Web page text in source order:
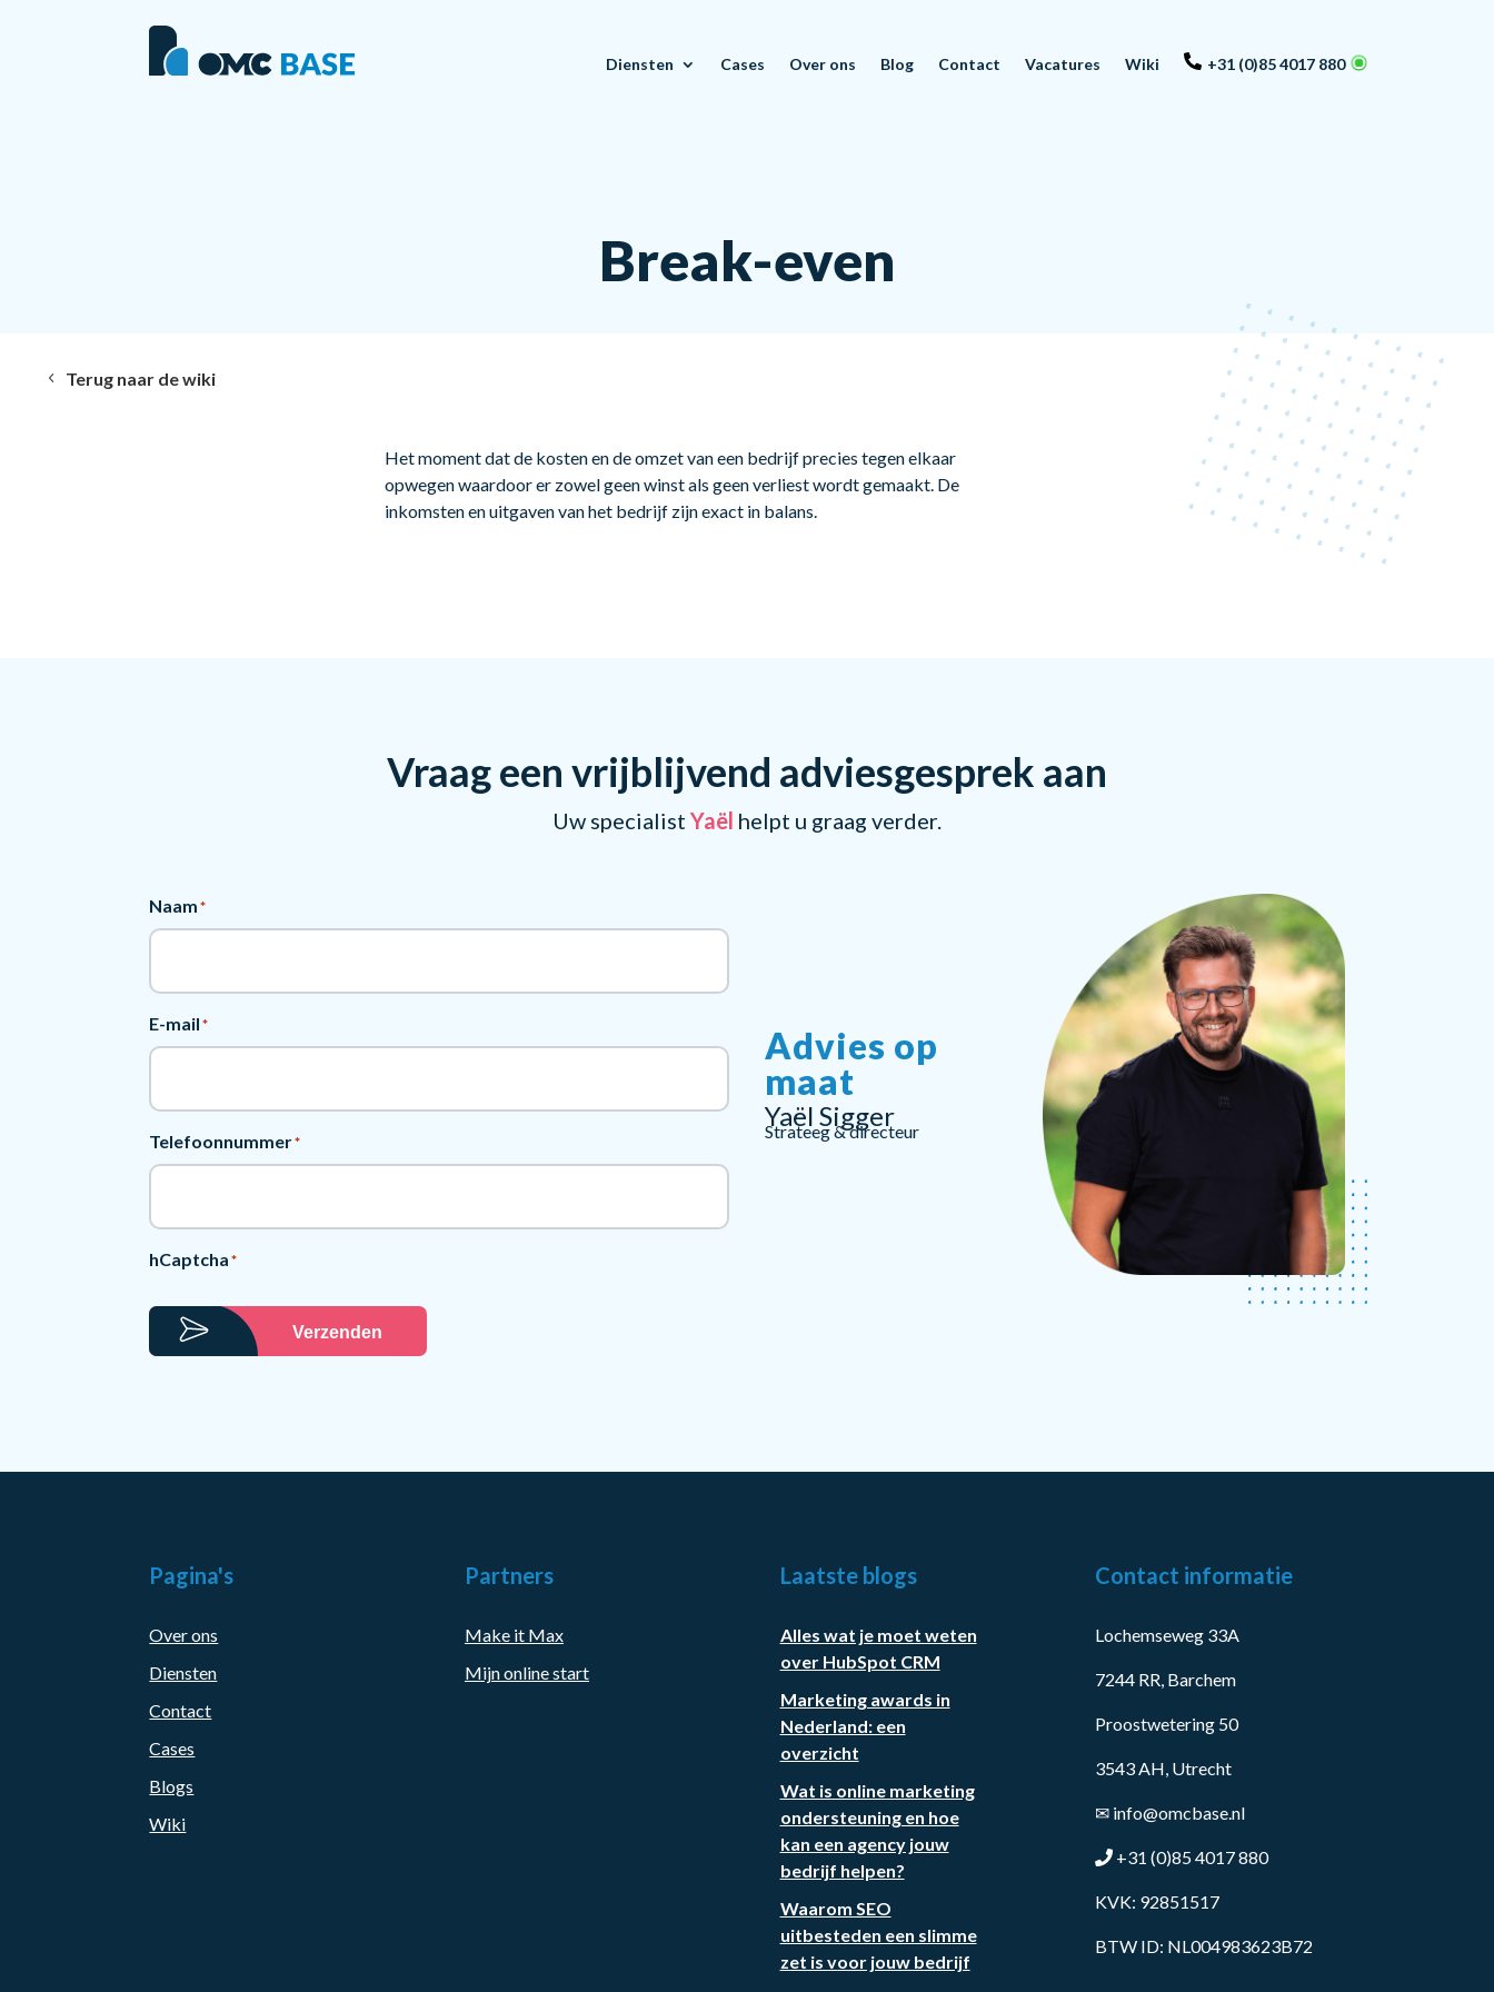
Diensten Cases Over ons Blog Contact Vacatures Wiki +31 (0)85 4017 880
Break-even
Terug naar de wiki
Het moment dat de kosten en de omzet van een bedrijf precies tegen elkaar
opwegen waardoor er zowel geen winst als geen verliest wordt gemaakt. De
inkomsten en uitgaven van het bedrijf zijn exact in balans.
Vraag een vrijblijvend adviesgesprek aan
Uw specialist Yaël helpt u graag verder.
Naam *
E-mail *
Telefoonnummer*
hCaptcha *
Verzenden
Advies op
maat
Yaël Sigger
Strateeg & directeur
Pagina's
Over ons
Diensten
Contact
Cases
Blogs
Wiki
Partners
Make it Max
Mijn online start
Laatste blogs
Alles wat je moet weten
over HubSpot CRM
Marketing awards in
Nederland: een
overzicht
Wat is online marketing
ondersteuning en hoe
kan een agency jouw
bedrijf helpen?
Waarom SEO
uitbesteden een slimme
zet is voor jouw bedrijf
Contact informatie
Lochemseweg 33A
7244 RR, Barchem
Proostwetering 50
3543 AH, Utrecht
✉ info@omcbase.nl
+31 (0)85 4017 880
KVK: 92851517
BTW ID: NL004983623B72